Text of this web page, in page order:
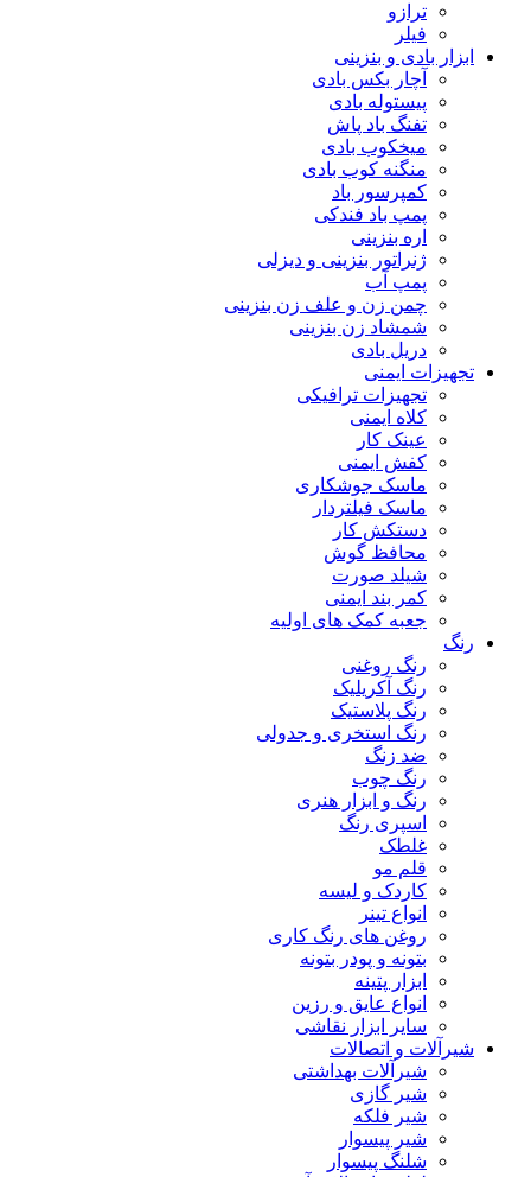
ترازو
فیلر
ابزار بادی و بنزینی
آچار بکس بادی
پیستوله بادی
تفنگ باد پاش
میخکوب بادی
منگنه کوب بادی
کمپرسور باد
پمپ باد فندکی
اره بنزینی
ژنراتور بنزینی و دیزلی
پمپ آب
چمن زن و علف زن بنزینی
شمشاد زن بنزینی
دریل بادی
تجهیزات ایمنی
تجهیزات ترافیکی
کلاه ایمنی
عینک کار
کفش ایمنی
ماسک جوشکاری
ماسک فیلتردار
دستکش کار
محافظ گوش
شیلد صورت
کمر بند ایمنی
جعبه کمک های اولیه
رنگ
رنگ روغنی
رنگ آکریلیک
رنگ پلاستیک
رنگ استخری و جدولی
ضد زنگ
رنگ چوب
رنگ و ابزار هنری
اسپری رنگ
غلطک
قلم مو
کاردک و لیسه
انواع تینر
روغن های رنگ کاری
بتونه و پودر بتونه
ابزار پتینه
انواع عایق و رزین
سایر ابزار نقاشی
شیرآلات و اتصالات
شیرآلات بهداشتی
شیر گازی
شیر فلکه
شیر پیسوار
شلنگ پیسوار